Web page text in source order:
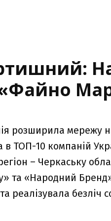
розширила мережу
в ТОП-10 компаній
– Черкаську
та «Народний
реалізувала